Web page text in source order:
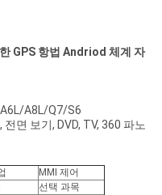
GPS 항법 Andriod 체계 자
A8L/Q7/S6
면 보기, DVD, TV, 360 파노
MMI 제어
선택 과목